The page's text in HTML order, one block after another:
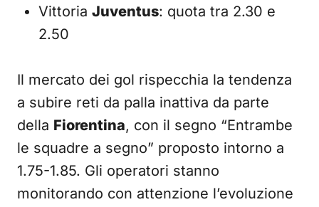
Vittoria Juventus: quota tra 2.30 e
2.50
Il mercato dei gol rispecchia la tendenza
a subire reti da palla inattiva da parte
della Fiorentina, con il segno “Entrambe
le squadre a segno” proposto intorno a
1.75-1.85. Gli operatori stanno
monitorando con attenzione l’evoluzione